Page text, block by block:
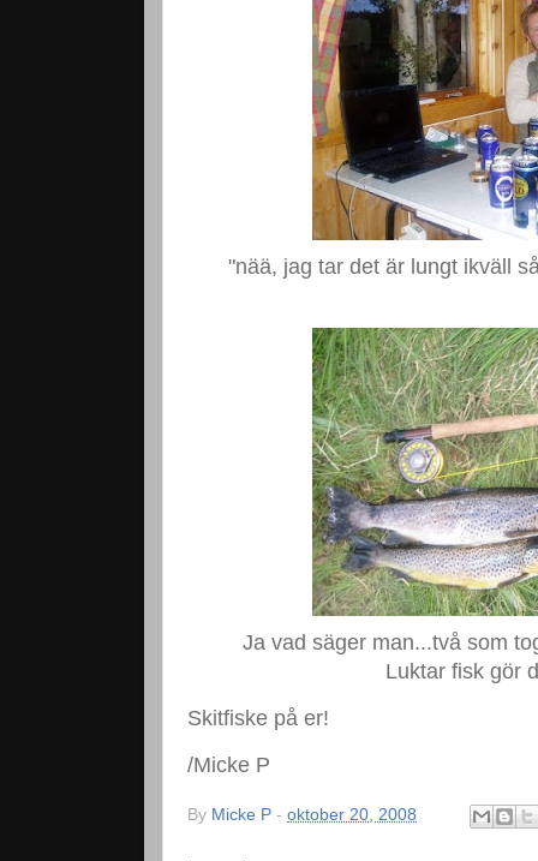
"nää, jag tar det är lungt ikväll
Ja vad säger man...två som
Luktar fisk gör
Skitfiske på er!
/Micke P
By Micke P - oktober 20, 2008